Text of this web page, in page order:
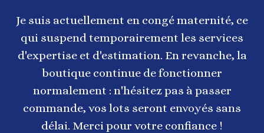
contenuJe suis actuellement en congé maternité, ce
qui suspend temporairement les services
d'expertise et d'estimation. En revanche, la
boutique continue de fonctionner
normalement : n'hésitez pas à passer
commande, vos lots seront envoyés sans
délai. Merci pour votre confiance !